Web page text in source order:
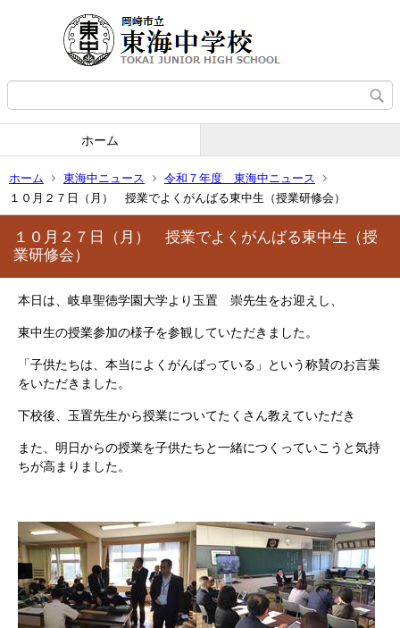
ホーム
ホーム 東海中ニュース
令和７年度 東海中ニュース
１０月２７日（月） 授業でよくがんばる東中生（授業研修会）
１０月２７日（月） 授業でよくがんばる東中生（授
業研修会）
本日は、岐阜聖徳学園大学より玉置 崇先生をお迎えし、
東中生の授業参加の様子を参観していただきました。
「子供たちは、本当によくがんばっている」という称賛のお言葉
をいただきました。
下校後、玉置先生から授業についてたくさん教えていただき
また、明日からの授業を子供たちと一緒につくっていこうと気持
ちが高まりました。